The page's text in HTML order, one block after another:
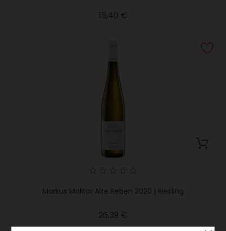
15,40 €
Markus Molitor Alte Reben 2020 | Riesling
26,39 €